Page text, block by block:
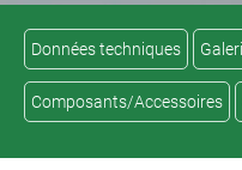
Données techniques
Composants/Accessoires